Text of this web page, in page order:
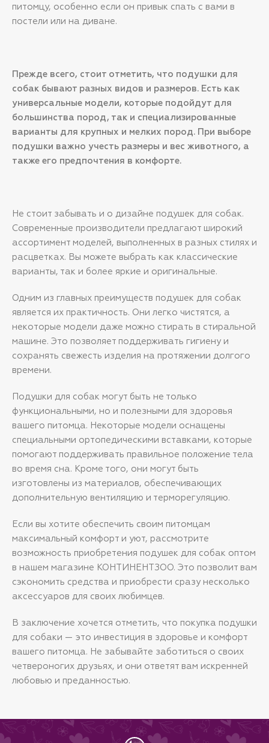
питомцу, особенно если он привык спать с вами в
постели или на диване.
Прежде всего, стоит отметить, что подушки для
собак бывают разных видов и размеров. Есть как
универсальные модели, которые подойдут для
большинства пород, так и специализированные
варианты для крупных и мелких пород. При выборе
подушки важно учесть размеры и вес животного, а
также его предпочтения в комфорте.
Не стоит забывать и о дизайне подушек для собак.
Современные производители предлагают широкий
ассортимент моделей, выполненных в разных стилях и
расцветках. Вы можете выбрать как классические
варианты, так и более яркие и оригинальные.
Одним из главных преимуществ подушек для собак
является их практичность. Они легко чистятся, а
некоторые модели даже можно стирать в стиральной
машине. Это позволяет поддерживать гигиену и
сохранять свежесть изделия на протяжении долгого
времени.
Подушки для собак могут быть не только
функциональными, но и полезными для здоровья
вашего питомца. Некоторые модели оснащены
специальными ортопедическими вставками, которые
помогают поддерживать правильное положение тела
во время сна. Кроме того, они могут быть
изготовлены из материалов, обеспечивающих
дополнительную вентиляцию и терморегуляцию.
Если вы хотите обеспечить своим питомцам
максимальный комфорт и уют, рассмотрите
возможность приобретения подушек для собак оптом
в нашем магазине КОНТИНЕНТЗОО. Это позволит вам
сэкономить средства и приобрести сразу несколько
аксессуаров для своих любимцев.
В заключение хочется отметить, что покупка подушки
для собаки — это инвестиция в здоровье и комфорт
вашего питомца. Не забывайте заботиться о своих
четвероногих друзьях, и они ответят вам искренней
любовью и преданностью.